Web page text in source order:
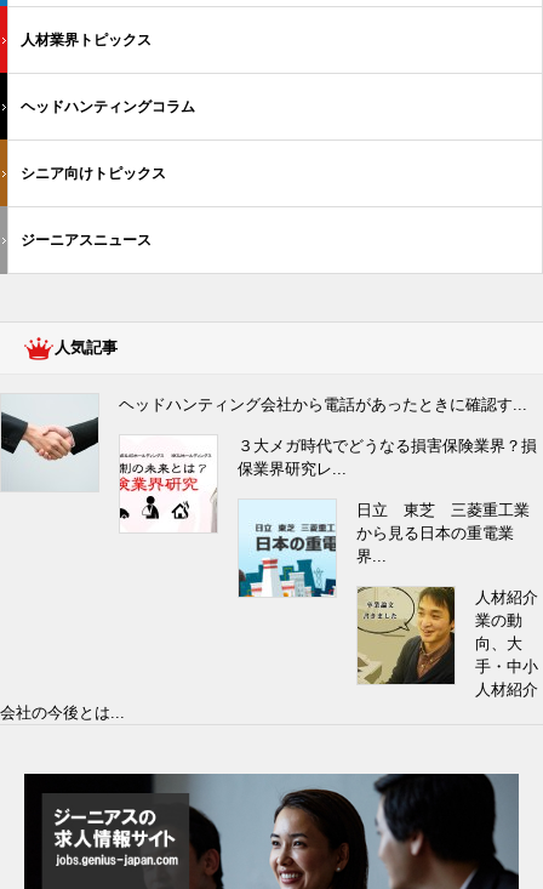
人材業界トピックス
ヘッドハンティングコラム
シニア向けトピックス
ジーニアスニュース
人気記事
ヘッドハンティング会社から電話があったときに確認す...
３大メガ時代でどうなる損害保険業界？損
保業界研究レ...
日立 東芝 三菱重工業
から見る日本の重電業
界...
人材紹介
業の動
向、大
手・中小
人材紹介
会社の今後とは...